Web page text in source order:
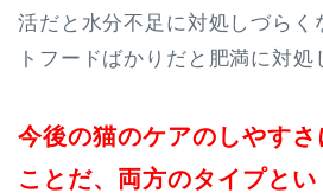
活だと水分不足に対処しづらく
トフードばかりだと肥満に対処
今後の猫のケアのしやす
ことだ、両方のタイプと